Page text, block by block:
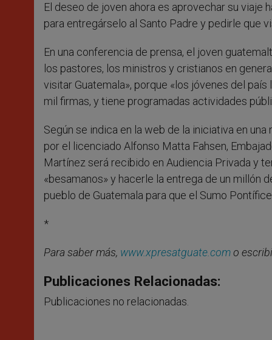
El deseo de joven ahora es aprovechar su viaje
para entregárselo al Santo Padre y pedirle que
En una conferencia de prensa, el joven
los pastores, los ministros y cristianos en
visitar Guatemala», porque «los jóvenes del
mil firmas, y tiene programadas actividades
Según se indica en la web de la iniciativa en
por el licenciado Alfonso Matta Fahsen,
Martínez será recibido en Audiencia Privada y
«besamanos» y hacerle la entrega de un millón
pueblo de Guatemala para que el Sumo
*
Para saber más, www.xpresatguate.como
Publicaciones Relacionadas:
Publicaciones no relacionadas.